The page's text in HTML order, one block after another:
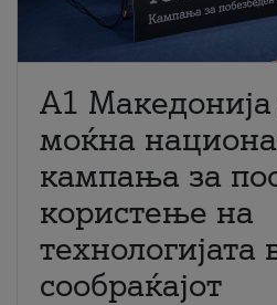
A1
моќна
кампања за
користење на
технологијата
сообраќајот